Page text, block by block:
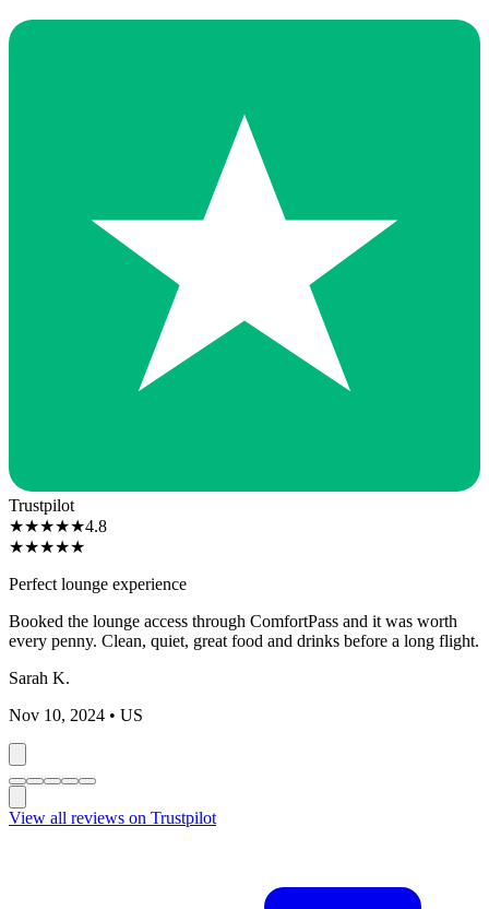
Trustpilot
★★★★★4.8
★★★★★
Perfect lounge experience
Booked the lounge access through ComfortPass and it was worth
every penny. Clean, quiet, great food and drinks before a long flight.
Sarah K.
Nov 10, 2024 • US
View all reviews on Trustpilot